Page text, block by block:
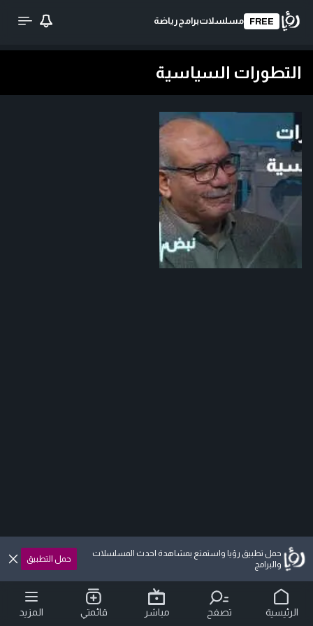
FREE مسلسلاتبرامج رياضة
التطورات السياسية
حمل تطبيق رؤيا واستمتع بمشاهدة احدث المسلسلات
والبرامج
حمل التطبيق
الرئيسية تصفح مباشر قائمتي المزيد